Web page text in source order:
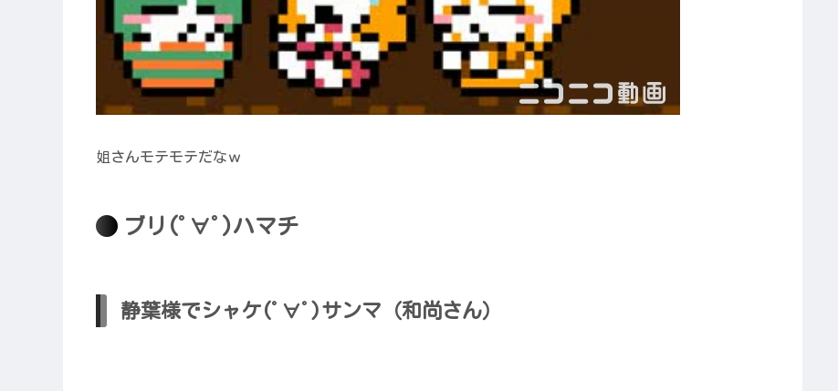
姐さんモテモテだなｗ
ブリ(ﾟ∀ﾟ)ハマチ
静葉様でシャケ(ﾟ∀ﾟ)サンマ（和尚さん）